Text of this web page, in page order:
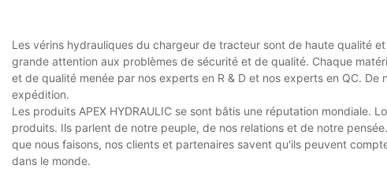
Les vérins hydrauliques du chargeur de tracteur sont de haute qualité
grande attention aux problèmes de sécurité et de qualité. Chaque
et de qualité menée par nos experts en R & D et nos experts en QC.
expédition.
Les produits APEX HYDRAULIC se sont bâtis une réputation mondiale.
produits. Ils parlent de notre peuple, de nos relations et de notre
que nous faisons, nos clients et partenaires savent qu'ils peuvent
dans le monde.